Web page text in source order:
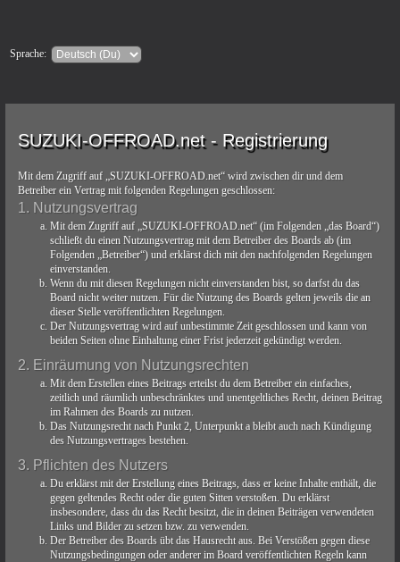
Sprache:
SUZUKI-OFFROAD.net - Registrierung
Mit dem Zugriff auf „SUZUKI-OFFROAD.net“ wird zwischen dir und dem
Betreiber ein Vertrag mit folgenden Regelungen geschlossen:
1. Nutzungsvertrag
Mit dem Zugriff auf „SUZUKI-OFFROAD.net“ (im Folgenden „das Board“)
schließt du einen Nutzungsvertrag mit dem Betreiber des Boards ab (im
Folgenden „Betreiber“) und erklärst dich mit den nachfolgenden Regelungen
einverstanden.
Wenn du mit diesen Regelungen nicht einverstanden bist, so darfst du das
Board nicht weiter nutzen. Für die Nutzung des Boards gelten jeweils die an
dieser Stelle veröffentlichten Regelungen.
Der Nutzungsvertrag wird auf unbestimmte Zeit geschlossen und kann von
beiden Seiten ohne Einhaltung einer Frist jederzeit gekündigt werden.
2. Einräumung von Nutzungsrechten
Mit dem Erstellen eines Beitrags erteilst du dem Betreiber ein einfaches,
zeitlich und räumlich unbeschränktes und unentgeltliches Recht, deinen Beitrag
im Rahmen des Boards zu nutzen.
Das Nutzungsrecht nach Punkt 2, Unterpunkt a bleibt auch nach Kündigung
des Nutzungsvertrages bestehen.
3. Pflichten des Nutzers
Du erklärst mit der Erstellung eines Beitrags, dass er keine Inhalte enthält, die
gegen geltendes Recht oder die guten Sitten verstoßen. Du erklärst
insbesondere, dass du das Recht besitzt, die in deinen Beiträgen verwendeten
Links und Bilder zu setzen bzw. zu verwenden.
Der Betreiber des Boards übt das Hausrecht aus. Bei Verstößen gegen diese
Nutzungsbedingungen oder anderer im Board veröffentlichten Regeln kann